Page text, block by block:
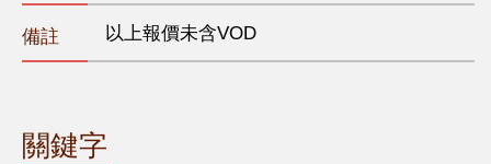
備註 以上報價未含VOD
關鍵字